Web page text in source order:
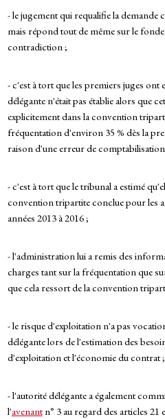
- le jugement qui requalifie la
mais répond tout de même sur le
contradiction ;
- c'est à tort que les premiers juges ont
délégante n'était pas établie alors que
explicitement dans la convention
fréquentation d'environ 35 % dès la
raison d'une erreur de
- c'est à tort que le tribunal a estimé
convention tripartite conclue pour les
années 2013 à 2016 ;
- l'administration lui a remis des
charges tant sur la fréquentation que
que cela ressort de la convention
- le risque d'exploitation n'a pas
délégante lors de l'estimation des
d'exploitation et l'économie du contrat ;
- l'autorité délégante a également
l'avenantn° 3 au regard des articles 21